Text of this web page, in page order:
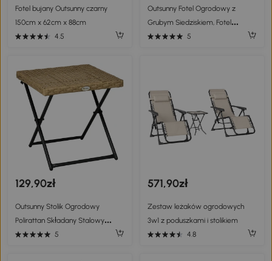
Fotel bujany Outsunny czarny
150cm x 62cm x 88cm
4.5
Outsunny Fotel Ogrodowy z
Grubym Siedziskiem, Fotel
Tarasowy z Podłokietnikami
5
129,90zł
Outsunny Stolik Ogrodowy
Polirattan Składany Stalowy
Stelaż 40x40x40 cm Naturalny
5
571,90zł
Zestaw leżaków ogrodowych
3w1 z poduszkami i stolikiem
4.8